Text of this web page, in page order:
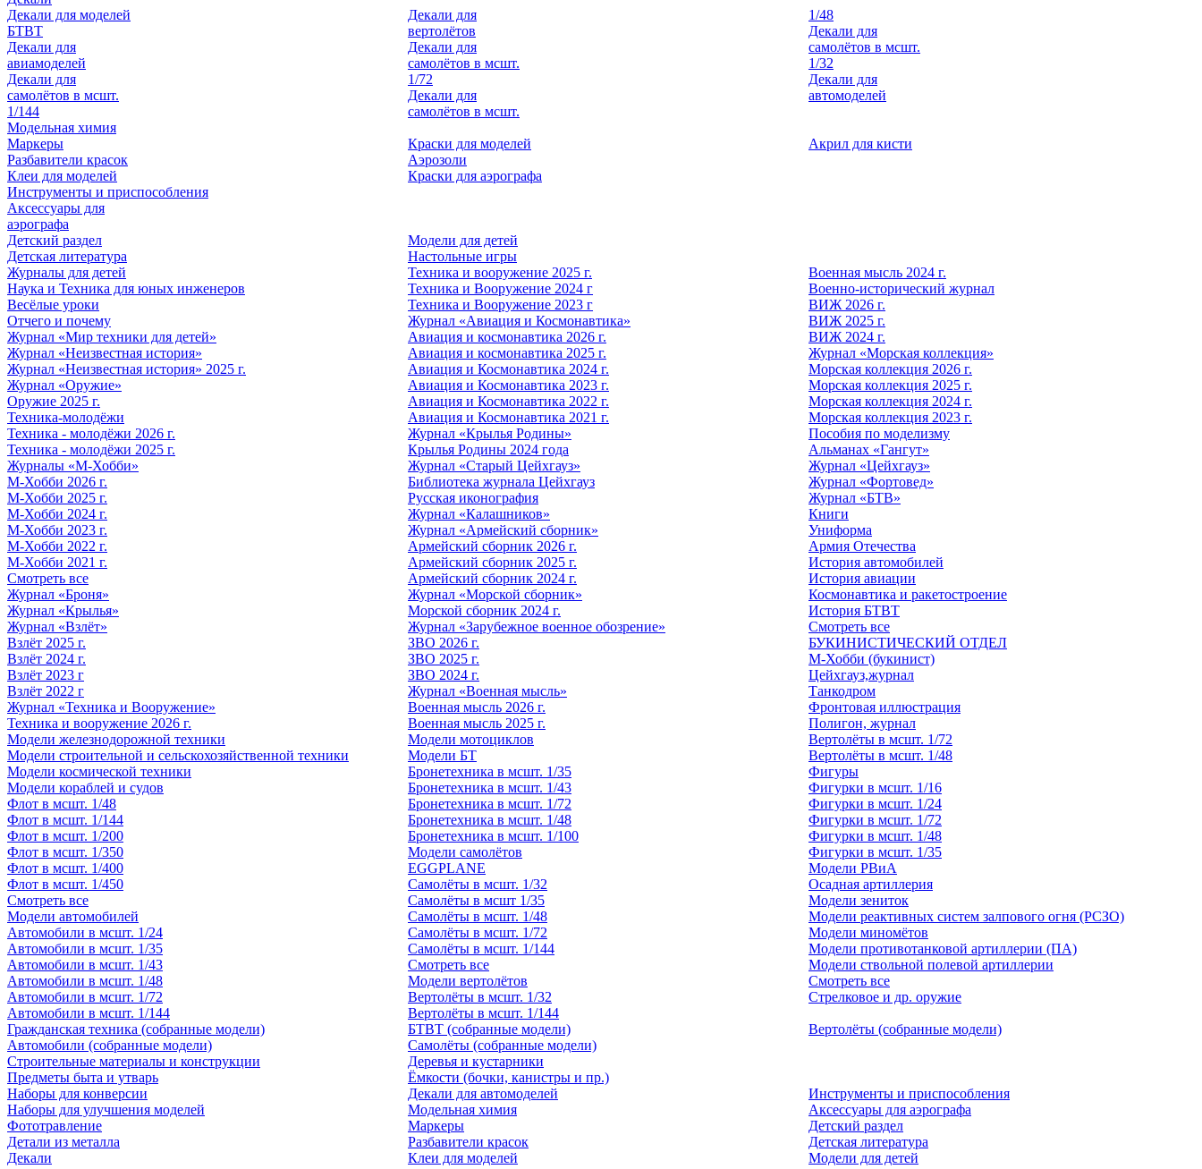
Декали для моделей
БТВТ
Декали для
авиамоделей
Декали для
самолётов в мсшт.
1/144
Декали для
вертолётов
Декали для
самолётов в мсшт.
1/72
Декали для
самолётов в мсшт.
1/48
Декали для
самолётов в мсшт.
1/32
Декали для
автомоделей
Модельная химия
Маркеры
Разбавители красок
Клеи для моделей
Краски для моделей
Аэрозоли
Краски для аэрографа
Акрил для кисти
Инструменты и приспособления
Аксессуары для
аэрографа
Детский раздел
Детская литература
Модели для детей
Настольные игры
Журналы для детей
Наука и Техника для юных инженеров
Весёлые уроки
Отчего и почему
Журнал «Мир техники для детей»
Журнал «Неизвестная история»
Журнал «Неизвестная история» 2025 г.
Журнал «Оружие»
Оружие 2025 г.
Техника-молодёжи
Техника - молодёжи 2026 г.
Техника - молодёжи 2025 г.
Журналы «М-Хобби»
М-Хобби 2026 г.
М-Хобби 2025 г.
М-Хобби 2024 г.
М-Хобби 2023 г.
М-Хобби 2022 г.
М-Хобби 2021 г.
Смотреть все
Журнал «Броня»
Журнал «Крылья»
Журнал «Взлёт»
Взлёт 2025 г.
Взлёт 2024 г.
Взлёт 2023 г
Взлёт 2022 г
Журнал «Техника и Вооружение»
Техника и вооружение 2026 г.
Техника и вооружение 2025 г.
Техника и Вооружение 2024 г
Техника и Вооружение 2023 г
Журнал «Авиация и Космонавтика»
Авиация и космонавтика 2026 г.
Авиация и космонавтика 2025 г.
Авиация и Космонавтика 2024 г.
Авиация и Космонавтика 2023 г.
Авиация и Космонавтика 2022 г.
Авиация и Космонавтика 2021 г.
Журнал «Крылья Родины»
Крылья Родины 2024 года
Журнал «Старый Цейхгауз»
Библиотека журнала Цейхгауз
Русская иконография
Журнал «Калашников»
Журнал «Армейский сборник»
Армейский сборник 2026 г.
Армейский сборник 2025 г.
Армейский сборник 2024 г.
Журнал «Морской сборник»
Морской сборник 2024 г.
Журнал «Зарубежное военное обозрение»
ЗВО 2026 г.
ЗВО 2025 г.
ЗВО 2024 г.
Журнал «Военная мысль»
Военная мысль 2026 г.
Военная мысль 2025 г.
Военная мысль 2024 г.
Военно-исторический журнал
ВИЖ 2026 г.
ВИЖ 2025 г.
ВИЖ 2024 г.
Журнал «Морская коллекция»
Морская коллекция 2026 г.
Морская коллекция 2025 г.
Морская коллекция 2024 г.
Морская коллекция 2023 г.
Пособия по моделизму
Альманах «Гангут»
Журнал «Цейхгауз»
Журнал «Фортовед»
Журнал «БТВ»
Книги
Униформа
Армия Отечества
История автомобилей
История авиации
Космонавтика и ракетостроение
История БТВТ
Смотреть все
БУКИНИСТИЧЕСКИЙ ОТДЕЛ
М-Хобби (букинист)
Цейхгауз,журнал
Танкодром
Фронтовая иллюстрация
Полигон, журнал
Модели железнодорожной техники
Модели строительной и сельскохозяйственной техники
Модели космической техники
Модели кораблей и судов
Флот в мсшт. 1/48
Флот в мсшт. 1/144
Флот в мсшт. 1/200
Флот в мсшт. 1/350
Флот в мсшт. 1/400
Флот в мсшт. 1/450
Смотреть все
Модели автомобилей
Автомобили в мсшт. 1/24
Автомобили в мсшт. 1/35
Автомобили в мсшт. 1/43
Автомобили в мсшт. 1/48
Автомобили в мсшт. 1/72
Автомобили в мсшт. 1/144
Модели мотоциклов
Модели БТ
Бронетехника в мсшт. 1/35
Бронетехника в мсшт. 1/43
Бронетехника в мсшт. 1/72
Бронетехника в мсшт. 1/48
Бронетехника в мсшт. 1/100
Модели самолётов
EGGPLANE
Самолёты в мсшт. 1/32
Самолёты в мсшт 1/35
Самолёты в мсшт. 1/48
Самолёты в мсшт. 1/72
Самолёты в мсшт. 1/144
Смотреть все
Модели вертолётов
Вертолёты в мсшт. 1/32
Вертолёты в мсшт. 1/144
Вертолёты в мсшт. 1/72
Вертолёты в мсшт. 1/48
Фигуры
Фигурки в мсшт. 1/16
Фигурки в мсшт. 1/24
Фигурки в мсшт. 1/72
Фигурки в мсшт. 1/48
Фигурки в мсшт. 1/35
Модели РВиА
Осадная артиллерия
Модели зениток
Модели реактивных систем залпового огня (РСЗО)
Модели миномётов
Модели противотанковой артиллерии (ПА)
Модели ствольной полевой артиллерии
Смотреть все
Стрелковое и др. оружие
Гражданская техника (собранные модели)
Автомобили (собранные модели)
БТВТ (собранные модели)
Самолёты (собранные модели)
Вертолёты (собранные модели)
Строительные материалы и конструкции
Предметы быта и утварь
Деревья и кустарники
Ёмкости (бочки, канистры и пр.)
Наборы для конверсии
Наборы для улучшения моделей
Фототравление
Детали из металла
Декали
Декали для автомоделей
Модельная химия
Маркеры
Разбавители красок
Клеи для моделей
Инструменты и приспособления
Аксессуары для аэрографа
Детский раздел
Детская литература
Модели для детей